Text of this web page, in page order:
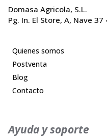
Domasa Agricola, S.L.
Pg. In. El Store, A, Nave
Quienes somos
Postventa
Blog
Contacto
Ayuda y soporte